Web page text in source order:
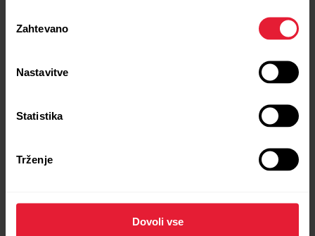
soglasja
Zahtevano
Nastavitve
Statistika
Trženje
Dovoli vse